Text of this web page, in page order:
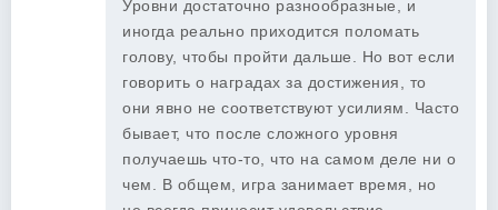
Уровни достаточно разнообразные, и
иногда реально приходится поломать
голову, чтобы пройти дальше. Но вот если
говорить о наградах за достижения, то
они явно не соответствуют усилиям. Часто
бывает, что после сложного уровня
получаешь что-то, что на самом деле ни о
чем. В общем, игра занимает время, но